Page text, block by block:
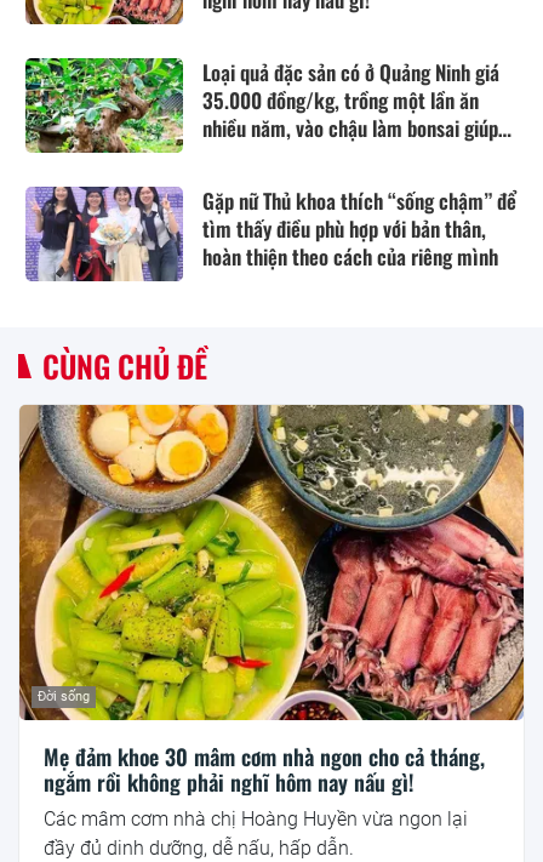
Loại quả đặc sản có ở Quảng Ninh giá
35.000 đồng/kg, trồng một lần ăn
nhiều năm, vào chậu làm bonsai giúp
Gặp nữ Thủ khoa thích “sống chậm” để
tìm thấy điều phù hợp với bản thân,
hoàn thiện theo cách của riêng mình
CÙNG CHỦ ĐỀ
Đời sống
Mẹ đảm khoe 30 mâm cơm nhà ngon cho cả tháng,
ngắm rồi không phải nghĩ hôm nay nấu gì!
Các mâm cơm nhà chị Hoàng Huyền vừa ngon lại
đầy đủ dinh dưỡng, dễ nấu, hấp dẫn.